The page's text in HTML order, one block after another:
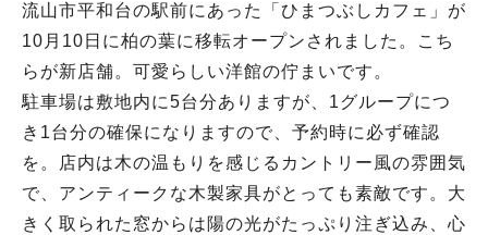
流山市平和台の駅前にあった「ひまつぶしカフェ」が
10月10日に柏の葉に移転オープンされました。こち
らが新店舗。可愛らしい洋館の佇まいです。
駐車場は敷地内に5台分ありますが、1グループにつ
き1台分の確保になりますので、予約時に必ず確認
を。店内は木の温もりを感じるカントリー風の雰囲気
で、アンティークな木製家具がとっても素敵です。大
きく取られた窓からは陽の光がたっぷり注ぎ込み、心